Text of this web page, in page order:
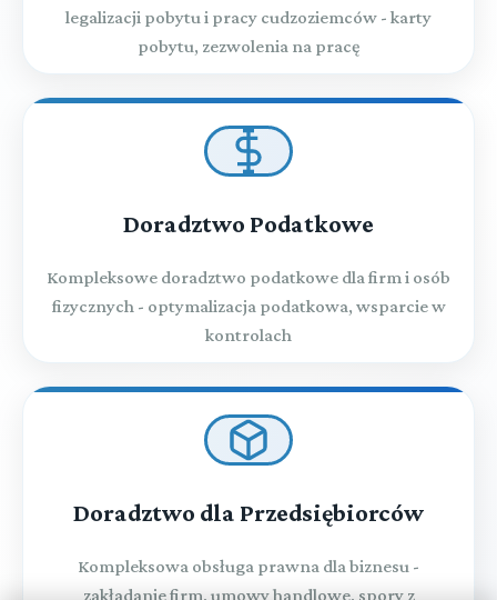
legalizacji pobytu i pracy cudzoziemców - karty
pobytu, zezwolenia na pracę
Doradztwo Podatkowe
Kompleksowe doradztwo podatkowe dla firm i osób
fizycznych - optymalizacja podatkowa, wsparcie w
kontrolach
Doradztwo dla Przedsiębiorców
Kompleksowa obsługa prawna dla biznesu -
zakładanie firm, umowy handlowe, spory z